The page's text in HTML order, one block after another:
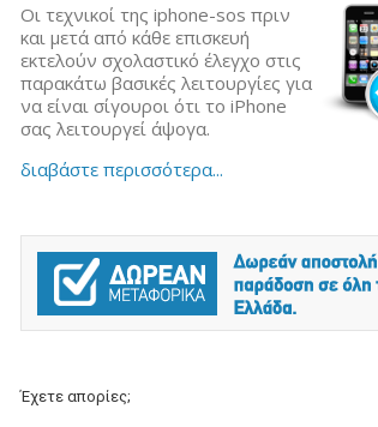
Οι τεχνικοί της iphone-sos πριν
και μετά από κάθε επισκευή
εκτελούν σχολαστικό έλεγχο στις
παρακάτω βασικές λειτουργίες για
να είναι σίγουροι ότι το iPhone
σας λειτουργεί άψογα.
διαβάστε περισσότερα...
Έχετε απορίες;